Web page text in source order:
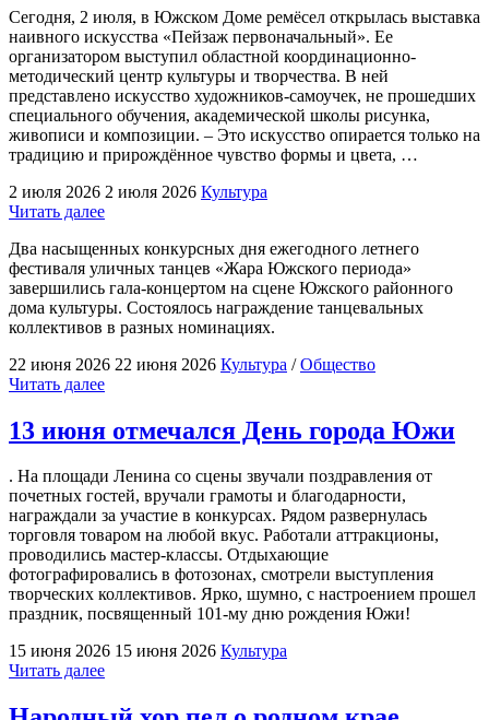
Андрея
Рублева"
Сегодня, 2 июля, в Южском Доме ремёсел открылась выставка
наивного искусства «Пейзаж первоначальный». Ее
организатором выступил областной координационно-
методический центр культуры и творчества. В ней
представлено искусство художников-самоучек, не прошедших
специального обучения, академической школы рисунка,
живописи и композиции. – Это искусство опирается только на
традицию и прирождённое чувство формы и цвета, …
2 июля 2026 2 июля 2026 Культура
Читать далее"В
открылась
выставка
“наивного”
искусства"
Два насыщенных конкурсных дня ежегодного летнего
фестиваля уличных танцев «Жара Южского периода»
завершились гала-концертом на сцене Южского районного
дома культуры. Состоялось награждение танцевальных
коллективов в разных номинациях.
22 июня 2026 22 июня 2026 Культура /Общество
Читать далее""
13 июня отмечался День города Южи
. На площади Ленина со сцены звучали поздравления от
почетных гостей, вручали грамоты и благодарности,
награждали за участие в конкурсах. Рядом развернулась
торговля товаром на любой вкус. Работали аттракционы,
проводились мастер-классы. Отдыхающие
фотографировались в фотозонах, смотрели выступления
творческих коллективов. Ярко, шумно, с настроением прошел
праздник, посвященный 101-му дню рождения Южи!
15 июня 2026 15 июня 2026 Культура
Читать далее"13
отмечался